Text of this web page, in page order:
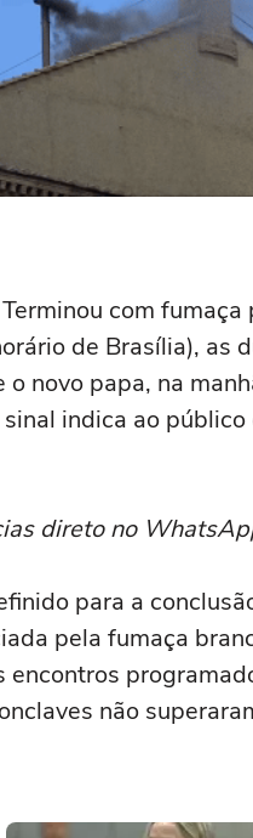
com
de Brasília), as
o novo papa, na
indica ao
direto no
para a
pela fumaça
não